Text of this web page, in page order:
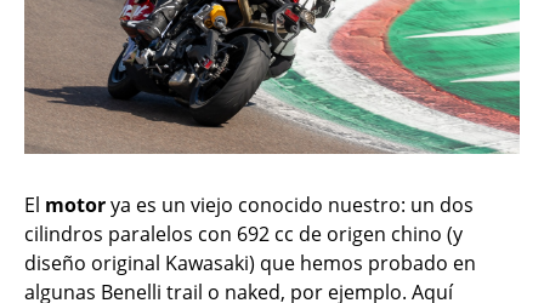
El motorya es un viejo conocido nuestro: un dos
cilindros paralelos con 692 cc de origen chino (y
diseño original Kawasaki) que hemos probado en
algunas Benelli trail o naked, por ejemplo. Aquí